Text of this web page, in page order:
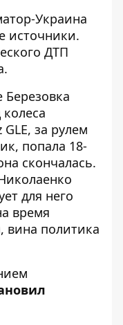
Украина
источники.
ДТП
за рулем
попала 18-
скончалась.
для него
время
вина политика